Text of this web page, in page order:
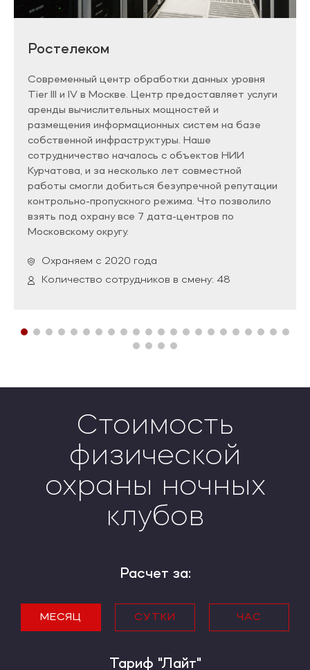
Ростелеком
Современный центр обработки данных уровня
Tier III и IV в Москве. Центр предоставляет услуги
аренды вычислительных мощностей и
размещения информационных систем на базе
собственной инфраструктуры. Наше
сотрудничество началось с объектов НИИ
Курчатова, и за несколько лет совместной
работы смогли добиться безупречной репутации
контрольно-пропускного режима. Что позволило
взять под охрану все 7 дата-центров по
Московскому округу.
Охраняем с 2020 года
Количество сотрудников в смену: 48
Стоимость
физической
охраны ночных
клубов
Расчет за:
МЕСЯЦ СУТКИ ЧАС
Тариф "Лайт"